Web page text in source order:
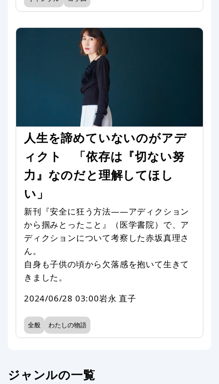
人生を諦めていないのがアデ
ィクト 「依存は『切ない努
力』なのだと理解してほし
い」
新刊『安全に狂う方法——アディクション
から掴みとったこと』（医学書院）で、ア
ディクションについて考察した赤坂真理さ
ん。
自身も子供の頃から欠落感を抱いて生きて
きました。
2024/06/28 03:00岩永 直子
全般 わたしの物語
ジャンルの一覧